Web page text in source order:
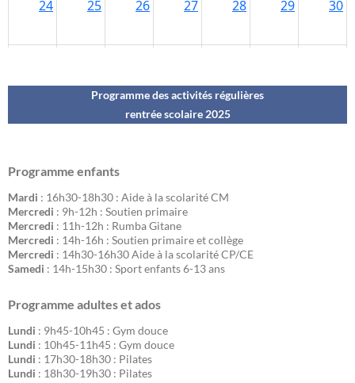
Programme des activités régulières
rentrée scolaire 2025
Programme enfants
Mardi : 16h30-18h30 : Aide à la scolarité CM
Mercredi : 9h-12h : Soutien primaire
Mercredi : 11h-12h : Rumba Gitane
Mercredi : 14h-16h : Soutien primaire et collège
Mercredi : 14h30-16h30 Aide à la scolarité CP/CE
Samedi : 14h-15h30 : Sport enfants 6-13 ans
Programme adultes et ados
Lundi : 9h45-10h45 : Gym douce
Lundi : 10h45-11h45 : Gym douce
Lundi : 17h30-18h30 : Pilates
Lundi : 18h30-19h30 : Pilates